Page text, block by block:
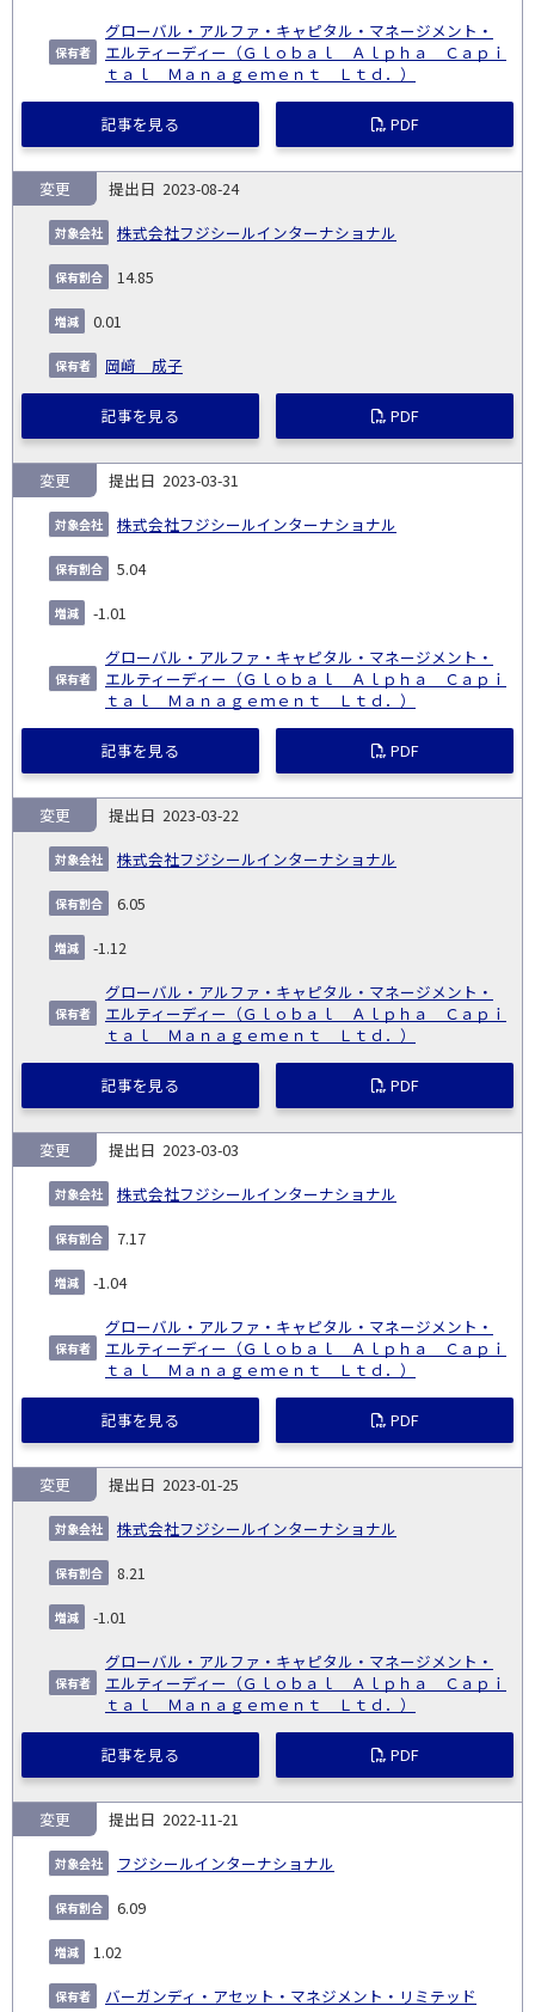
グローバル・アルファ・キャピタル・マネージメント・
エルティーディー（Ｇｌｏｂａｌ Ａｌｐｈａ Ｃａｐｉ
ｔａｌ Ｍａｎａｇｅｍｅｎｔ Ｌｔｄ．）
記事を見る PDF
2023-08-24
株式会社フジシールインターナショナル
変更
14.85
0.01
岡﨑 成子
記事を見る PDF
2023-03-31
株式会社フジシールインターナショナル
変更
5.04
-1.01
グローバル・アルファ・キャピタル・マネージメント・
エルティーディー（Ｇｌｏｂａｌ Ａｌｐｈａ Ｃａｐｉ
ｔａｌ Ｍａｎａｇｅｍｅｎｔ Ｌｔｄ．）
記事を見る PDF
2023-03-22
株式会社フジシールインターナショナル
変更
6.05
-1.12
グローバル・アルファ・キャピタル・マネージメント・
エルティーディー（Ｇｌｏｂａｌ Ａｌｐｈａ Ｃａｐｉ
ｔａｌ Ｍａｎａｇｅｍｅｎｔ Ｌｔｄ．）
記事を見る PDF
2023-03-03
株式会社フジシールインターナショナル
変更
7.17
-1.04
グローバル・アルファ・キャピタル・マネージメント・
エルティーディー（Ｇｌｏｂａｌ Ａｌｐｈａ Ｃａｐｉ
ｔａｌ Ｍａｎａｇｅｍｅｎｔ Ｌｔｄ．）
記事を見る PDF
2023-01-25
株式会社フジシールインターナショナル
変更
8.21
-1.01
グローバル・アルファ・キャピタル・マネージメント・
エルティーディー（Ｇｌｏｂａｌ Ａｌｐｈａ Ｃａｐｉ
ｔａｌ Ｍａｎａｇｅｍｅｎｔ Ｌｔｄ．）
記事を見る PDF
2022-11-21
フジシールインターナショナル
変更
6.09
1.02
バーガンディ・アセット・マネジメント・リミテッド